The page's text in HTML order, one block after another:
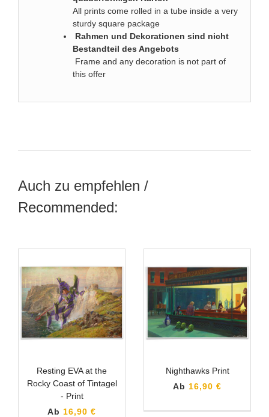
All prints come rolled in a tube inside a very
sturdy square package
Rahmen und Dekorationen sind nicht
Bestandteil des Angebots
Frame and any decoration is not part of
this offer
Auch zu empfehlen /
Recommended:
Resting EVA at the
Rocky Coast of Tintagel
- Print
Ab 16,90 €
Nighthawks Print
Ab 16,90 €